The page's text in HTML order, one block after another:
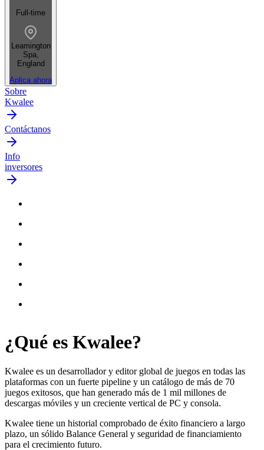
Full-time
Leamington
Spa,
England
Aplica ahora
Sobre
Kwalee
Contáctanos
Info
inversores
¿Qué es Kwalee?
Kwalee es un desarrollador y editor global de juegos en todas las
plataformas con un fuerte pipeline y un catálogo de más de 70
juegos exitosos, que han generado más de 1 mil millones de
descargas móviles y un creciente vertical de PC y consola.
Kwalee tiene un historial comprobado de éxito financiero a largo
plazo, un sólido Balance General y seguridad de financiamiento
para el crecimiento futuro.